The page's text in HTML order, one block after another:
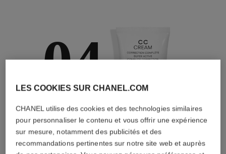
04
PRENDRE SOIN
Avec des crèmes de
jour et de nuit, des
écrans solaires, des
brumes anti-pollution
LES COOKIES SUR CHANEL.COM
CHANEL utilise des cookies et des technologies similaires
pour personnaliser le contenu et vous offrir une expérience
sur mesure, notamment des publicités et des
recommandations pertinentes sur notre site web et auprès